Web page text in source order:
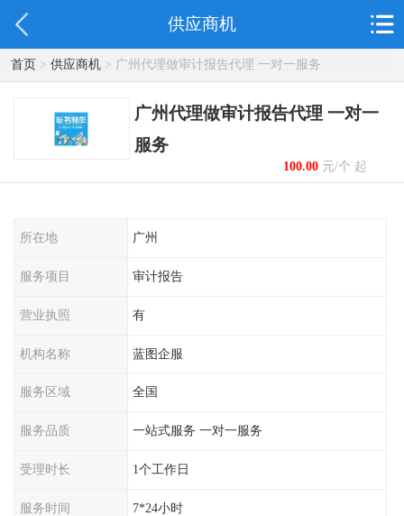
供应商机
首页> 供应商机> 广州代理做审计报告代理 一对一服务
广州代理做审计报告代理 一对一
服务
100.00元/个 起
所在地 广州
服务项目 审计报告
营业执照 有
机构名称 蓝图企服
服务区域 全国
服务品质 一站式服务 一对一服务
受理时长 1个工作日
服务时间 7*24小时